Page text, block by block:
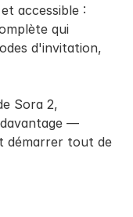
accessible :
qui
d'invitation,
Sora 2,
—
démarrer tout de